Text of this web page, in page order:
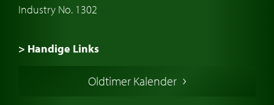
Industry No. 1302
> Handige Links
Oldtimer Kalender